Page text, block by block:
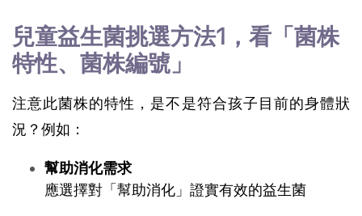
兒童益生菌挑選方法1，看「菌株
特性、菌株編號」
注意此菌株的特性，是不是符合孩子目前的身體狀
況？例如：
幫助消化需求
應選擇對「幫助消化」證實有效的益生菌